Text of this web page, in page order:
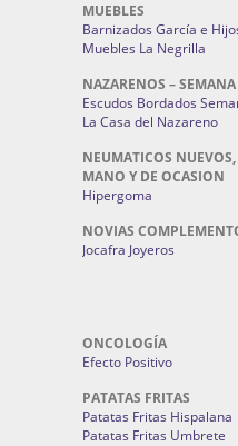
MUEBLES
Barnizados García e
Muebles La Negrilla
NAZARENOS –
Escudos Bordados
La Casa del Nazareno
NEUMATICOS
MANO Y DE OCASION
Hipergoma
NOVIAS
Jocafra Joyeros
ONCOLOGÍA
Efecto Positivo
PATATAS FRITAS
Patatas Fritas Hispalana
Patatas Fritas Umbrete